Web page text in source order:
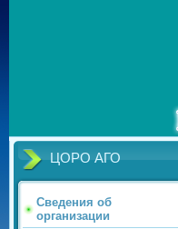
ЦОРО АГО
Сведения об
организации